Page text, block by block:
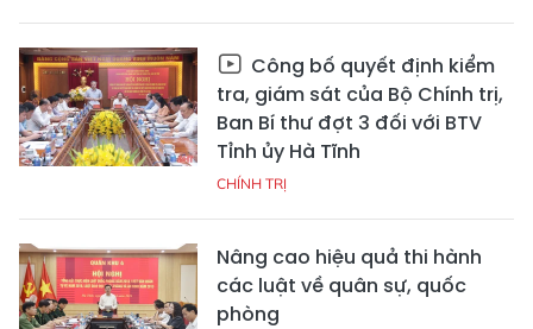
Công bố quyết định kiểm
tra, giám sát của Bộ Chính trị,
Ban Bí thư đợt 3 đối với BTV
Tỉnh ủy Hà Tĩnh
CHÍNH TRỊ
Nâng cao hiệu quả thi hành
các luật về quân sự, quốc
phòng